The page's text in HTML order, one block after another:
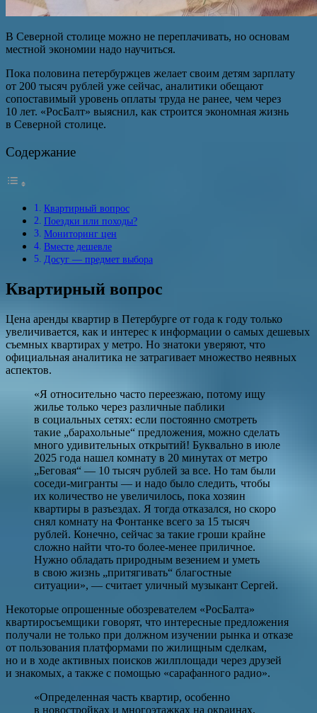
В Северной столице можно не переплачивать, но основам
местной экономии надо научиться.
Пока половина петербуржцев желает своим детям зарплату
от 200 тысяч рублей уже сейчас, аналитики обещают
сопоставимый уровень оплаты труда не ранее, чем через
10 лет. «РосБалт» выяснил, как строится экономная жизнь
в Северной столице.
Содержание
Квартирный вопрос
Поездки или походы?
Мониторинг цен
Вместе дешевле
Досуг — предмет выбора
Квартирный вопрос
Цена аренды квартир в Петербурге от года к году только
увеличивается, как и интерес к информации о самых дешевых
съемных квартирах у метро. Но знатоки уверяют, что
официальная аналитика не затрагивает множество неявных
аспектов.
«Я относительно часто переезжаю, потому ищу
жилье только через различные паблики
в социальных сетях: если постоянно смотреть
такие „барахольные“ предложения, можно сделать
много удивительных открытий! Буквально в июле
2025 года нашел комнату в 20 минутах от метро
„Беговая“ — 10 тысяч рублей за все. Но там были
соседи-мигранты — и надо было следить, чтобы
их количество не увеличилось, пока хозяин
квартиры в разъездах. Я тогда отказался, но скоро
снял комнату на Фонтанке всего за 15 тысяч
рублей. Конечно, сейчас за такие гроши крайне
сложно найти что-то более-менее приличное.
Нужно обладать природным везением и уметь
в свою жизнь „притягивать“ благостные
ситуации», — считает уличный музыкант Сергей.
Некоторые опрошенные обозревателем «РосБалта»
квартиросъемщики говорят, что интересные предложения
получали не только при должном изучении рынка и отказе
от пользования платформами по жилищным сделкам,
но и в ходе активных поисков жилплощади через друзей
и знакомых, а также с помощью «сарафанного радио».
«Определенная часть квартир, особенно
в новостройках и многоэтажках на окраинах,